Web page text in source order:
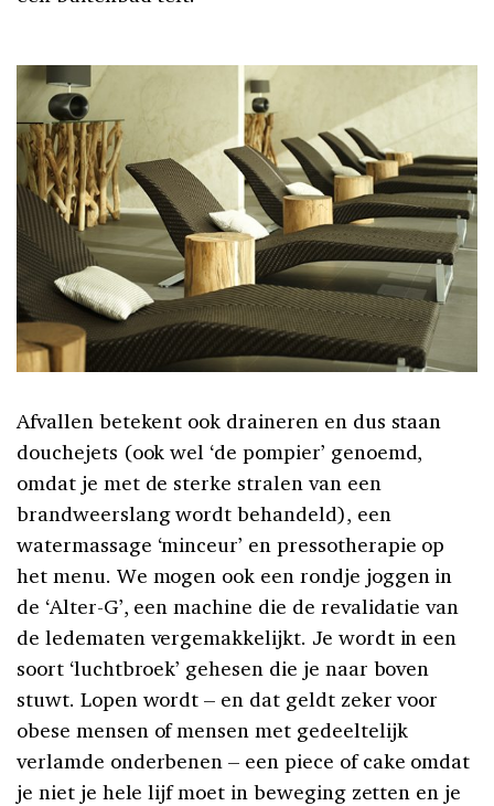
Afvallen betekent ook draineren en dus staan
douchejets (ook wel ‘de pompier’ genoemd,
omdat je met de sterke stralen van een
brandweerslang wordt behandeld), een
watermassage ‘minceur’ en pressotherapie op
het menu. We mogen ook een rondje joggen in
de ‘Alter-G’, een machine die de revalidatie van
de ledematen vergemakkelijkt. Je wordt in een
soort ‘luchtbroek’ gehesen die je naar boven
stuwt. Lopen wordt – en dat geldt zeker voor
obese mensen of mensen met gedeeltelijk
verlamde onderbenen – een piece of cake omdat
je niet je hele lijf moet in beweging zetten en je